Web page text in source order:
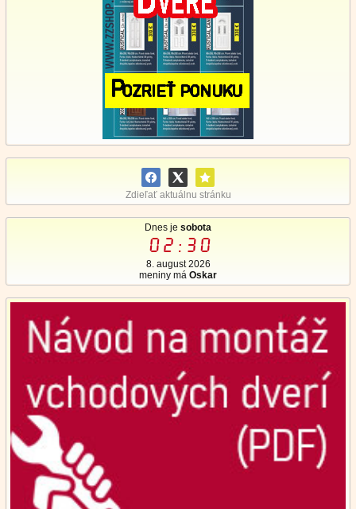
Zdieľať aktuálnu stránku
Dnes je sobota
02:30
8. august 2026
meniny má Oskar